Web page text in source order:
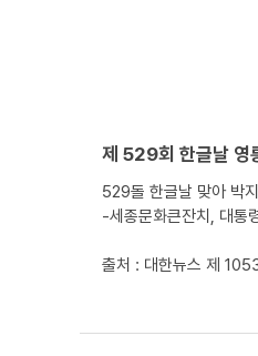
제 529회 한글날 영
529돌 한글날 맞아 박
-세종문화큰잔치, 대통
출처 : 대한뉴스 제